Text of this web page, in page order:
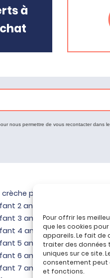
Pour offrir les
que les cookies
appareils. Le fait
traiter des données
uniques sur ce site.
consentement peut
et fonctions.
à
nous permettre de vous recontacter dans
pour bébé
2 ans
3 ans
4 ans
5 ans
6 ans
7 ans